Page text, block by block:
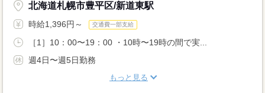
北海道札幌市豊平区/新道東駅
時給1,396円～ 交通費一部支給
［1］10：00〜19：00 ・10時〜19時の間で実...
週4日〜週5日勤務
もっと見る